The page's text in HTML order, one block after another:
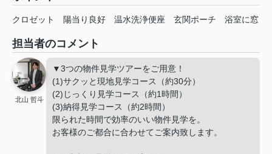
クロゼット 陽当り良好 温水洗浄便座 玄関ポーチ 浴室に窓
担当者のコメント
北山 哲斗
▼3つの物件見学ツアーをご用意！
(1)サクッと現地見学コース（約30分）
(2)じっくり見学コース（約1時間）
(3)納得見学コース（約2時間）
限られた時間で効率のいい物件見学を。
お客様のご都合に合わせてご案内致します。